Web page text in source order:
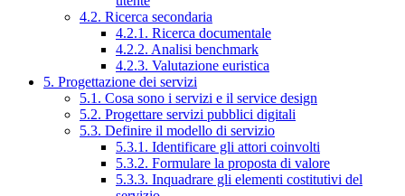
4.2. Ricerca secondaria
4.2.1. Ricerca documentale
4.2.2. Analisi benchmark
4.2.3. Valutazione euristica
5. Progettazione dei servizi
5.1. Cosa sono i servizi e il service design
5.2. Progettare servizi pubblici digitali
5.3. Definire il modello di servizio
5.3.1. Identificare gli attori coinvolti
5.3.2. Formulare la proposta di valore
5.3.3. Inquadrare gli elementi costitutivi del